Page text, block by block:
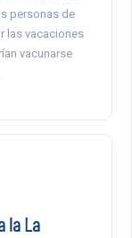
personas de
las vacaciones
vacunarse
la La